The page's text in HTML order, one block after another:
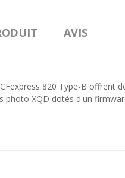
AVIS
820 Type-B offrent
XQD dotés d'un